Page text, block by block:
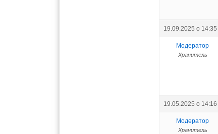
19.09.2025 о 14:35
Модератор
Хранитель
19.05.2025 о 14:16
Модератор
Хранитель